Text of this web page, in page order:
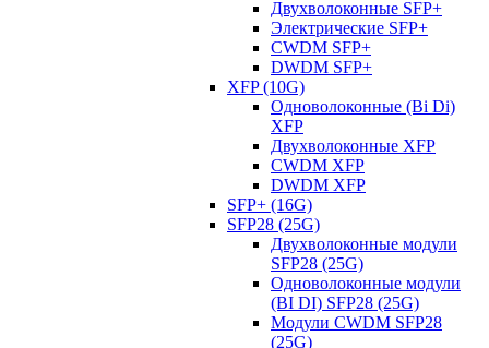
Двухволоконные SFP+
Электрические SFP+
CWDM SFP+
DWDM SFP+
XFP (10G)
Одноволоконные (Bi Di)
XFP
Двухволоконные XFP
CWDM XFP
DWDM XFP
SFP+ (16G)
SFP28 (25G)
Двухволоконные модули
SFP28 (25G)
Одноволоконные модули
(BI DI) SFP28 (25G)
Модули CWDM SFP28
(25G)